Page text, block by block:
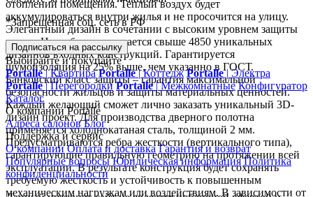
отоплении помещения. Теплый воздух будет
аккумулироваться внутри жилья и не просочится на улицу.
Элегантный дизайн в сочетании с высоким уровнем защиты
жилья. На выбор предлагается свыше 4850 уникальных
дизайнов входных конструкций. Гарантируется
шумоизоляция на 25% выше, чем указанно в ГОСТ.
Банковский класс защиты – гарантия максимальной
безопасности жильцов и защиты материальных ценностей.
Каждый желающий сможет лично заказать уникальный 3D-
дизайн проект. Для производства дверного полотна
применяется холоднокатаная сталь, толщиной 2 мм.
Предусматриваются ребра жесткости (вертикального типа),
гарантирующие правильную геометрию на протяжении всей
эксплуатации. В результате конструкция будет сохранять
требуемую жесткость и устойчивость к повышенным
механическим нагрузкам или воздействиям. В зависимости от
*Запрещенная соц. сеть в РФ
Подписаться на рассылку
Выбирайте и покупайте
Portalle |Квартира Portalle |Коттедж Portalle |Электра
Portalle |Перегородки Portalle |Межкомнатные Конфигуратор
Каталог
О компании Portalle
Адреса салонов Блог
Поддержка и сервис
О компании Оплата и доставка Гарантия и возврат
Популярные вопросы Юридическая информация Политика
конфиденциальности